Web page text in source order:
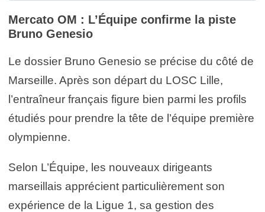
Mercato OM : L’Équipe confirme la piste
Bruno Genesio
Le dossier Bruno Genesio se précise du côté de
Marseille. Après son départ du LOSC Lille,
l’entraîneur français figure bien parmi les profils
étudiés pour prendre la tête de l’équipe première
olympienne.
Selon L’Équipe, les nouveaux dirigeants
marseillais apprécient particulièrement son
expérience de la Ligue 1, sa gestion des